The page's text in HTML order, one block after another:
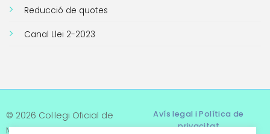
Reducció de quotes
Canal Llei 2-2023
© 2026 Col·legi Oficial de
Metges de Tarragona. Tots
Avís legal i Política de
privacitat